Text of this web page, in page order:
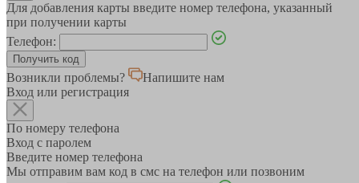
Для добавления карты введите номер телефона, указанный
при получении карты
Телефон:
Возникли проблемы?
Напишите нам
Вход или регистрация
По номеру телефона
Вход с паролем
Введите номер телефона
Мы отправим вам код в смс на телефон или позвоним